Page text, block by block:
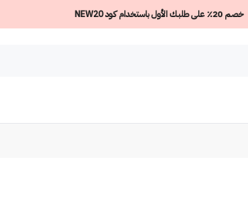
خصم 20٪ على طلبك الأول باستخدام كود NEW20